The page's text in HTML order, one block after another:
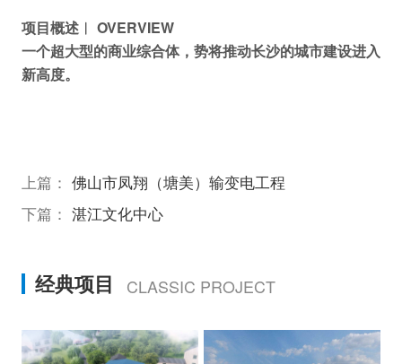
项目概述︱ OVERVIEW
一个超大型的商业综合体，势将推动长沙的城市建设进入
新高度。
上篇： 佛山市凤翔（塘美）输变电工程
下篇： 湛江文化中心
经典项目 CLASSIC PROJECT